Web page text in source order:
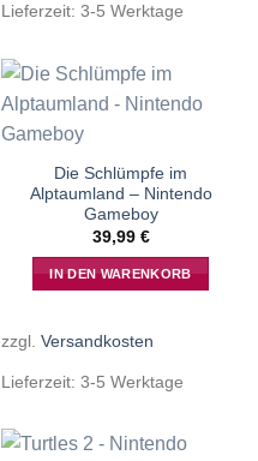
Lieferzeit: 3-5 Werktage
Die Schlümpfe im
Alptaumland – Nintendo
Gameboy
39,99 €
IN DEN WARENKORB
zzgl. Versandkosten
Lieferzeit: 3-5 Werktage